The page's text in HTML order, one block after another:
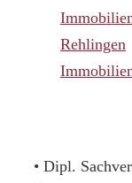
Rehlingen
• Dipl.